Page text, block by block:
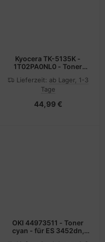
Kyocera TK-5135K -
1T02PA0NL0 - Toner
265ci, 266ci
Lieferzeit: ab Lager, 1-3
Tage
44,99 €
OKI 44973511 - Toner
cyan - für ES 3452dn,